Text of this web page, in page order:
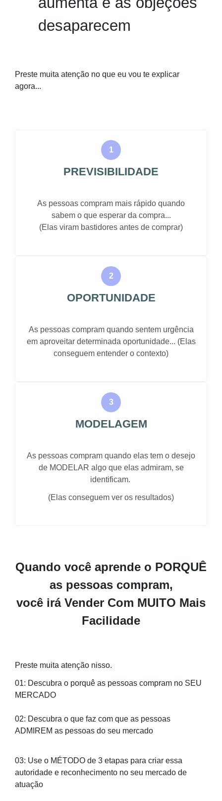
desaparecem
Preste muita atenção no que eu vou te explicar
agora...
PREVISIBILIDADE
As pessoas compram mais rápido quando
sabem o que esperar da compra...
(Elas viram bastidores antes de comprar)
OPORTUNIDADE
As pessoas compram quando sentem urgência
em aproveitar determinada oportunidade... (Elas
conseguem entender o contexto)
MODELAGEM
As pessoas compram quando elas tem o desejo
de MODELAR algo que elas admiram, se
identificam.
(Elas conseguem ver os resultados)
Quando você aprende o PORQUÊ
as pessoas compram,
você irá Vender Com MUITO Mais
Facilidade
Preste muita atenção nisso.
01: Descubra o porquê as pessoas compram no SEU
MERCADO
02: Descubra o que faz com que as pessoas
ADMIREM as pessoas do seu mercado
03: Use o MÉTODO de 3 etapas para criar essa
autoridade e reconhecimento no seu mercado de
atuação